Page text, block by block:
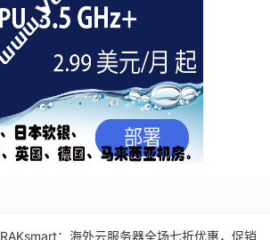
RAKsmart：海外云服务器全场七折优惠，促销